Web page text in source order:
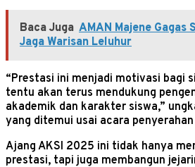
Baca Juga AMAN Majene Gagas
Jaga Warisan Leluhur
“Prestasi ini menjadi motivasi bagi
tentu akan terus mendukung
akademik dan karakter siswa,”
yang ditemui usai acara
Ajang AKSI 2025 ini tidak hanya
prestasi, tapi juga membangun